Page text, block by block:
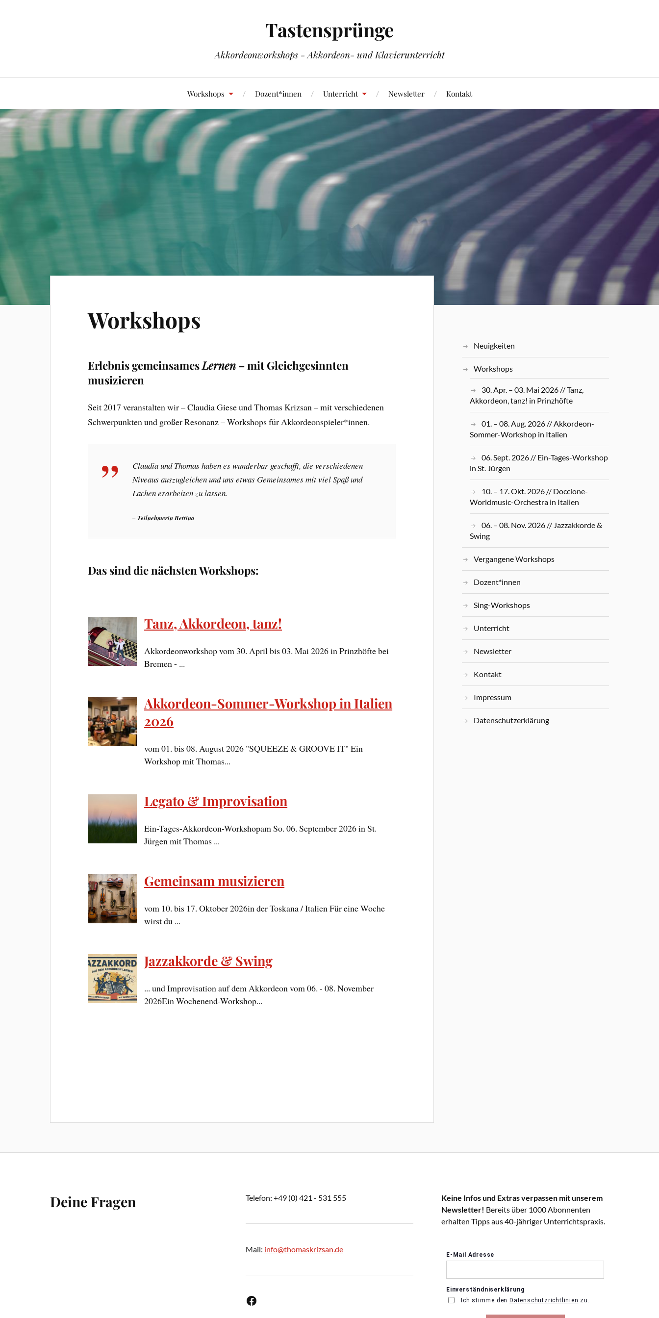
Tastensprünge
Akkordeonworkshops - Akkordeon- und Klavierunterricht
Workshops Dozent*innen Unterricht Newsletter Kontakt
Workshops
Erlebnis gemeinsamesLernen – mit Gleichgesinnten
musizieren
Seit 2017 veranstalten wir – Claudia Giese und Thomas Krizsan – mit verschiedenen
Schwerpunkten und großer Resonanz – Workshops für Akkordeonspieler*innen.
Claudia und Thomas haben es wunderbar geschafft, die verschiedenen
Niveaus auszugleichen und uns etwas Gemeinsames mit viel Spaß und
Lachen erarbeiten zu lassen.
– Teilnehmerin Bettina
Das sind die nächsten Workshops:
Tanz, Akkordeon, tanz!
Akkordeonworkshop vom 30. April bis 03. Mai 2026 in Prinzhöfte bei
Bremen - ...
Akkordeon-Sommer-Workshop in Italien
2026
vom 01. bis 08. August 2026 "SQUEEZE & GROOVE IT" Ein
Workshop mit Thomas...
Legato & Improvisation
Ein-Tages-Akkordeon-Workshopam So. 06. September 2026 in St.
Jürgen mit Thomas ...
Gemeinsam musizieren
vom 10. bis 17. Oktober 2026in der Toskana / Italien Für eine Woche
wirst du ...
Jazzakkorde & Swing
... und Improvisation auf dem Akkordeon vom 06. - 08. November
2026Ein Wochenend-Workshop...
Neuigkeiten
Workshops
30. Apr. – 03. Mai 2026 // Tanz,
Akkordeon, tanz! in Prinzhöfte
01. – 08. Aug. 2026 // Akkordeon-
Sommer-Workshop in Italien
06. Sept. 2026 // Ein-Tages-Workshop
in St. Jürgen
10. – 17. Okt. 2026 // Doccione-
Worldmusic-Orchestra in Italien
06. – 08. Nov. 2026 // Jazzakkorde &
Swing
Vergangene Workshops
Dozent*innen
Sing-Workshops
Unterricht
Newsletter
Kontakt
Impressum
Datenschutzerklärung
Deine Fragen Telefon: +49 (0) 421 - 531 555
Mail: info@thomaskrizsan.de
Keine Infos und Extras verpassen mit unserem
Newsletter! Bereits über 1000 Abonnenten
erhalten Tipps aus 40-jähriger Unterrichtspraxis.